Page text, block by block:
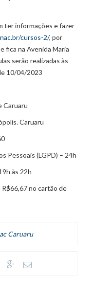
ter informações e fazer
cursos-2/, por
fica na Avenida Maria
serão realizadas às
10/04/2023
Caruaru
Caruaru
Pessoais (LGPD) – 24h
às 22h
R$66,67 no cartão de
Caruaru